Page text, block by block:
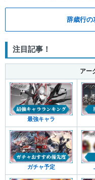
辞歳行の
注目記事！
アー
最強キャラ
ガチャ予定